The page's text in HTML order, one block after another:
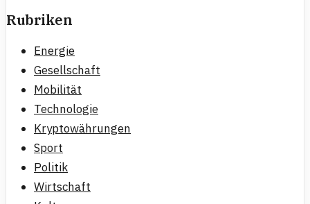
Rubriken
Energie
Gesellschaft
Mobilität
Technologie
Kryptowährungen
Sport
Politik
Wirtschaft